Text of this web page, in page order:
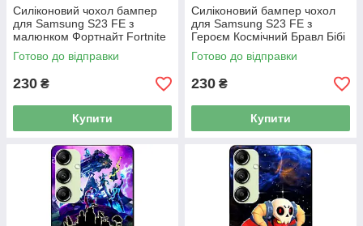
Силіконовий чохол бампер
для Samsung S23 FE з
малюнком Фортнайт Fortnite
Готово до відправки
230 ₴
Купити
Силіконовий бампер чохол
для Samsung S23 FE з
Героєм Космічний Бравл Бібі
Готово до відправки
230 ₴
Купити